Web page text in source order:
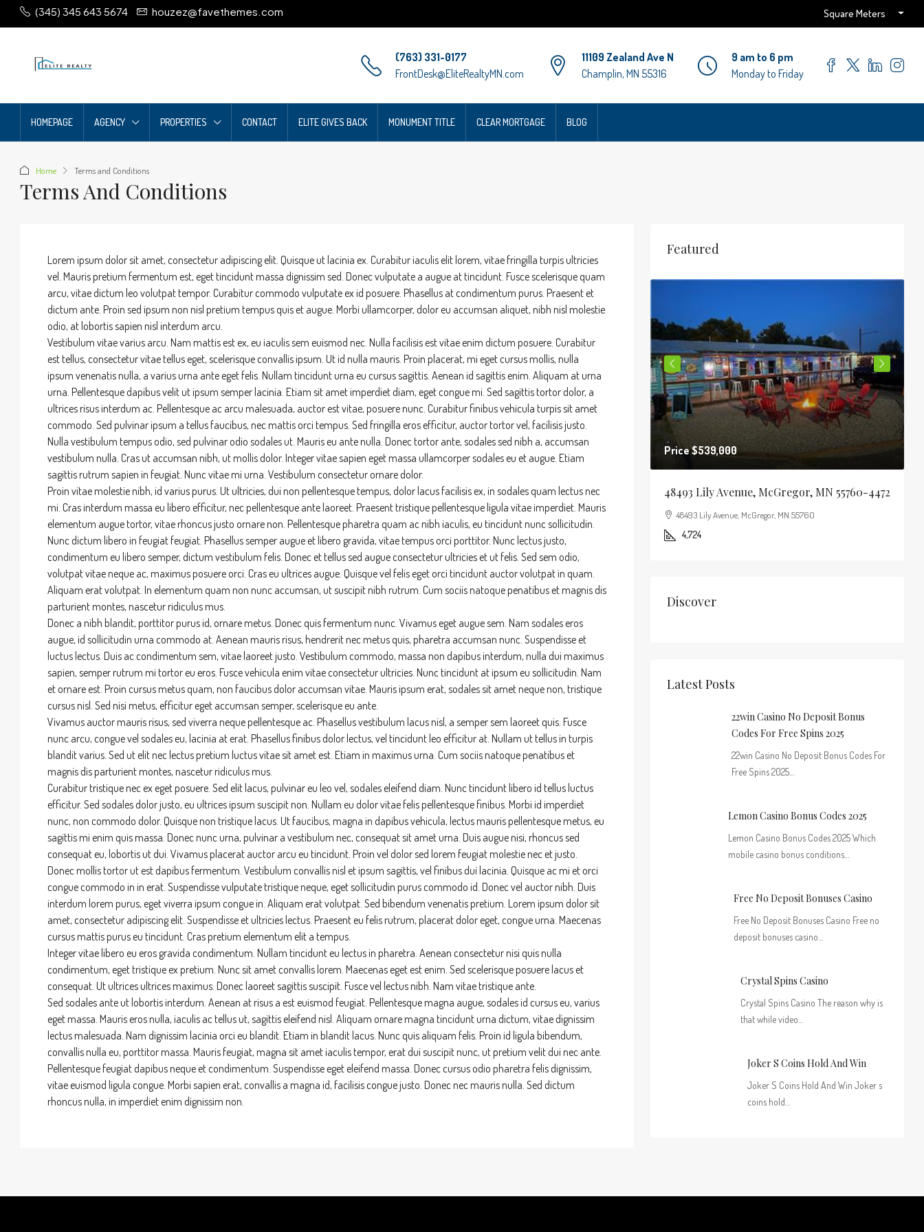
(345) 345 643 5674 houzez@favethemes.com Square Meters
(763) 331-0177
FrontDesk@EliteRealtyMN.com
11109 Zealand Ave N
Champlin, MN 55316
9 am to 6 pm
Monday to Friday
HOMEPAGE AGENCY PROPERTIES CONTACT ELITE GIVES BACK MONUMENT TITLE CLEAR MORTGAGE BLOG
Home Terms and Conditions
Terms And Conditions
Lorem ipsum dolor sit amet, consectetur adipiscing elit. Quisque ut lacinia ex. Curabitur iaculis elit lorem, vitae fringilla turpis ultricies
vel. Mauris pretium fermentum est, eget tincidunt massa dignissim sed. Donec vulputate a augue at tincidunt. Fusce scelerisque quam
arcu, vitae dictum leo volutpat tempor. Curabitur commodo vulputate ex id posuere. Phasellus at condimentum purus. Praesent et
dictum ante. Proin sed ipsum non nisl pretium tempus quis et augue. Morbi ullamcorper, dolor eu accumsan aliquet, nibh nisl molestie
odio, at lobortis sapien nisl interdum arcu.
Vestibulum vitae varius arcu. Nam mattis est ex, eu iaculis sem euismod nec. Nulla facilisis est vitae enim dictum posuere. Curabitur
est tellus, consectetur vitae tellus eget, scelerisque convallis ipsum. Ut id nulla mauris. Proin placerat, mi eget cursus mollis, nulla
ipsum venenatis nulla, a varius urna ante eget felis. Nullam tincidunt urna eu cursus sagittis. Aenean id sagittis enim. Aliquam at urna
urna. Pellentesque dapibus velit ut ipsum semper lacinia. Etiam sit amet imperdiet diam, eget congue mi. Sed sagittis tortor dolor, a
ultrices risus interdum ac. Pellentesque ac arcu malesuada, auctor est vitae, posuere nunc. Curabitur finibus vehicula turpis sit amet
commodo. Sed pulvinar ipsum a tellus faucibus, nec mattis orci tempus. Sed fringilla eros efficitur, auctor tortor vel, facilisis justo.
Nulla vestibulum tempus odio, sed pulvinar odio sodales ut. Mauris eu ante nulla. Donec tortor ante, sodales sed nibh a, accumsan
vestibulum nulla. Cras ut accumsan nibh, ut mollis dolor. Integer vitae sapien eget massa ullamcorper sodales eu et augue. Etiam
sagittis rutrum sapien in feugiat. Nunc vitae mi urna. Vestibulum consectetur ornare dolor.
Proin vitae molestie nibh, id varius purus. Ut ultricies, dui non pellentesque tempus, dolor lacus facilisis ex, in sodales quam lectus nec
mi. Cras interdum massa eu libero efficitur, nec pellentesque ante laoreet. Praesent tristique pellentesque ligula vitae imperdiet. Mauris
elementum augue tortor, vitae rhoncus justo ornare non. Pellentesque pharetra quam ac nibh iaculis, eu tincidunt nunc sollicitudin.
Nunc dictum libero in feugiat feugiat. Phasellus semper augue et libero gravida, vitae tempus orci porttitor. Nunc lectus justo,
condimentum eu libero semper, dictum vestibulum felis. Donec et tellus sed augue consectetur ultricies et ut felis. Sed sem odio,
volutpat vitae neque ac, maximus posuere orci. Cras eu ultrices augue. Quisque vel felis eget orci tincidunt auctor volutpat in quam.
Aliquam erat volutpat. In elementum quam non nunc accumsan, ut suscipit nibh rutrum. Cum sociis natoque penatibus et magnis dis
parturient montes, nascetur ridiculus mus.
Donec a nibh blandit, porttitor purus id, ornare metus. Donec quis fermentum nunc. Vivamus eget augue sem. Nam sodales eros
augue, id sollicitudin urna commodo at. Aenean mauris risus, hendrerit nec metus quis, pharetra accumsan nunc. Suspendisse et
luctus lectus. Duis ac condimentum sem, vitae laoreet justo. Vestibulum commodo, massa non dapibus interdum, nulla dui maximus
sapien, semper rutrum mi tortor eu eros. Fusce vehicula enim vitae consectetur ultricies. Nunc tincidunt at ipsum eu sollicitudin. Nam
et ornare est. Proin cursus metus quam, non faucibus dolor accumsan vitae. Mauris ipsum erat, sodales sit amet neque non, tristique
cursus nisl. Sed nisi metus, efficitur eget accumsan semper, scelerisque eu ante.
Vivamus auctor mauris risus, sed viverra neque pellentesque ac. Phasellus vestibulum lacus nisl, a semper sem laoreet quis. Fusce
nunc arcu, congue vel sodales eu, lacinia at erat. Phasellus finibus dolor lectus, vel tincidunt leo efficitur at. Nullam ut tellus in turpis
blandit varius. Sed ut elit nec lectus pretium luctus vitae sit amet est. Etiam in maximus urna. Cum sociis natoque penatibus et
magnis dis parturient montes, nascetur ridiculus mus.
Curabitur tristique nec ex eget posuere. Sed elit lacus, pulvinar eu leo vel, sodales eleifend diam. Nunc tincidunt libero id tellus luctus
efficitur. Sed sodales dolor justo, eu ultrices ipsum suscipit non. Nullam eu dolor vitae felis pellentesque finibus. Morbi id imperdiet
nunc, non commodo dolor. Quisque non tristique lacus. Ut faucibus, magna in dapibus vehicula, lectus mauris pellentesque metus, eu
sagittis mi enim quis massa. Donec nunc urna, pulvinar a vestibulum nec, consequat sit amet urna. Duis augue nisi, rhoncus sed
consequat eu, lobortis ut dui. Vivamus placerat auctor arcu eu tincidunt. Proin vel dolor sed lorem feugiat molestie nec et justo.
Donec mollis tortor ut est dapibus fermentum. Vestibulum convallis nisl et ipsum sagittis, vel finibus dui lacinia. Quisque ac mi et orci
congue commodo in in erat. Suspendisse vulputate tristique neque, eget sollicitudin purus commodo id. Donec vel auctor nibh. Duis
interdum lorem purus, eget viverra ipsum congue in. Aliquam erat volutpat. Sed bibendum venenatis pretium. Lorem ipsum dolor sit
amet, consectetur adipiscing elit. Suspendisse et ultricies lectus. Praesent eu felis rutrum, placerat dolor eget, congue urna. Maecenas
cursus mattis purus eu tincidunt. Cras pretium elementum elit a tempus.
Integer vitae libero eu eros gravida condimentum. Nullam tincidunt eu lectus in pharetra. Aenean consectetur nisi quis nulla
condimentum, eget tristique ex pretium. Nunc sit amet convallis lorem. Maecenas eget est enim. Sed scelerisque posuere lacus et
consequat. Ut ultrices ultrices maximus. Donec laoreet sagittis suscipit. Fusce vel lectus nibh. Nam vitae tristique ante.
Sed sodales ante ut lobortis interdum. Aenean at risus a est euismod feugiat. Pellentesque magna augue, sodales id cursus eu, varius
eget massa. Mauris eros nulla, iaculis ac tellus ut, sagittis eleifend nisl. Aliquam ornare magna tincidunt urna dictum, vitae dignissim
lectus malesuada. Nam dignissim lacinia orci eu blandit. Etiam in blandit lacus. Nunc quis aliquam felis. Proin id ligula bibendum,
convallis nulla eu, porttitor massa. Mauris feugiat, magna sit amet iaculis tempor, erat dui suscipit nunc, ut pretium velit dui nec ante.
Pellentesque feugiat dapibus neque et condimentum. Suspendisse eget eleifend massa. Donec cursus odio pharetra felis dignissim,
vitae euismod ligula congue. Morbi sapien erat, convallis a magna id, facilisis congue justo. Donec nec mauris nulla. Sed dictum
rhoncus nulla, in imperdiet enim dignissim non.
Featured
Price$649,999
979 Kohlman Lane, Maplewood, MN 55109
979, North Kohlman Lane, Maplewood, Ramsey County,
Minnesota, 55109, United States
4 4 3 3,429
Price $499,990
7110 Marlowe Avenue NE, Otsego, MN 55330
Marlowe Avenue Northeast, Otsego, Wright County, Minnesota,
55301, United States
4 4 2,402
Price$539,000
48493 Lily Avenue, McGregor, MN 55760-4472
48493 Lily Avenue, McGregor, MN 55760
4,724
Discover
Latest Posts
22win Casino No Deposit Bonus
Codes For Free Spins 2025
22win Casino No Deposit Bonus Codes For
Free Spins 2025…
Lemon Casino Bonus Codes 2025
Lemon Casino Bonus Codes 2025 Which
mobile casino bonus conditions…
Free No Deposit Bonuses Casino
Free No Deposit Bonuses Casino Free no
deposit bonuses casino…
Crystal Spins Casino
Crystal Spins Casino The reason why is
that while video…
Joker S Coins Hold And Win
Joker S Coins Hold And Win Joker s
coins hold…